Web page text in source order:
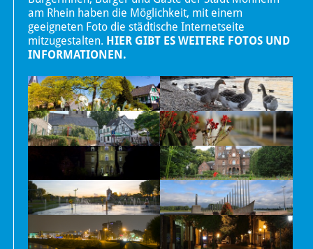
am Rhein haben die Möglichkeit, mit einem
geeigneten Foto die städtische Internetseite
mitzugestalten. HIER GIBT ES WEITERE FOTOS UND
INFORMATIONEN.